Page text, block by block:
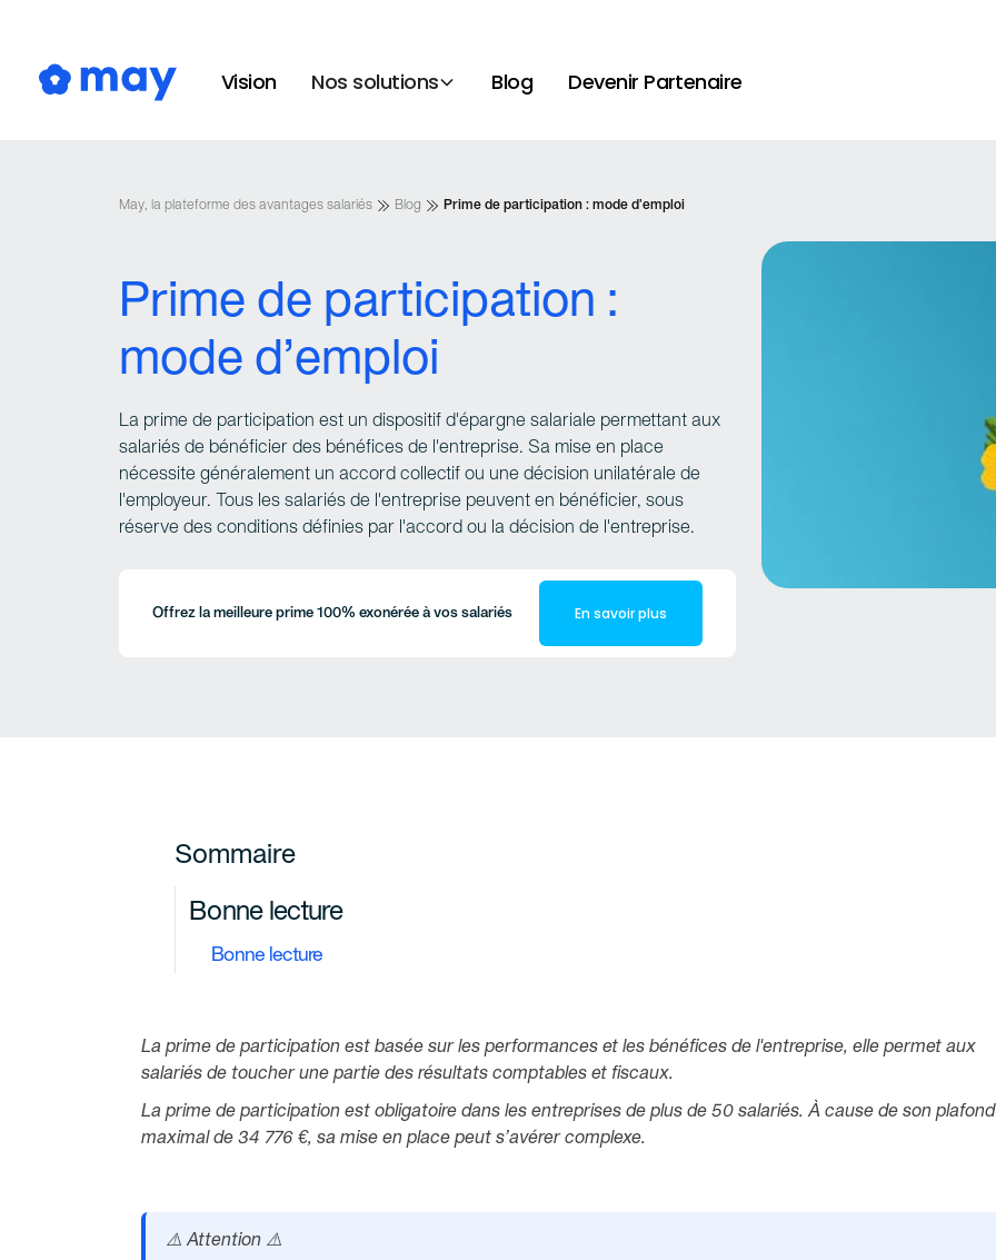
Vision Nos solutions Blog Devenir Partenaire
May, la plateforme des avantages salariés Blog Prime de participation : mode d’emploi
Prime de participation :
mode d’emploi
La prime de participation est un dispositif d'épargne salariale permettant aux
salariés de bénéficier des bénéfices de l'entreprise. Sa mise en place
nécessite généralement un accord collectif ou une décision unilatérale de
l'employeur. Tous les salariés de l'entreprise peuvent en bénéficier, sous
réserve des conditions définies par l'accord ou la décision de l'entreprise.
Offrez la meilleure prime 100% exonérée à vos salariés En savoir plus
Sommaire
Bonne lecture
Bonne lecture
La prime de participation est basée sur les performances et les bénéfices de l'entreprise, elle permet aux
salariés de toucher une partie des résultats comptables et fiscaux.
La prime de participation est obligatoire dans les entreprises de plus de 50 salariés. À cause de son plafond
maximal de 34 776 €, sa mise en place peut s’avérer complexe.
⚠️ Attention ⚠️